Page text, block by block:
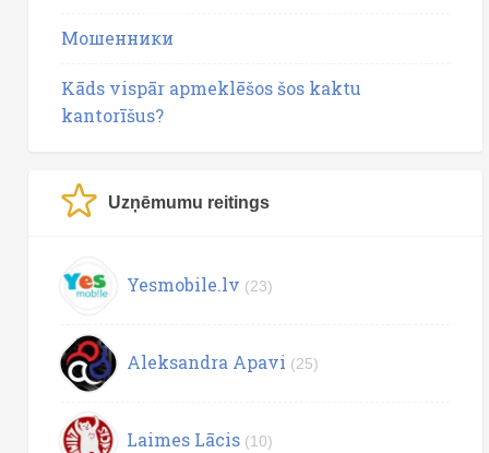
Мошенники
Kāds vispār apmeklēšos šos kaktu
kantorīšus?
Uzņēmumu reitings
Yesmobile.lv (23)
Aleksandra Apavi (25)
Laimes Lācis (10)